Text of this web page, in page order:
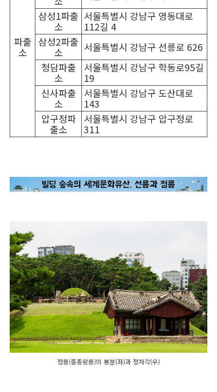
파출
소
삼성1파출
소
서울특별시 강남구 영동대로
112길 4
삼성2파출
소
서울특별시 강남구 선릉로 626
청담파출
소
서울특별시 강남구 학동로95길
19
신사파출
소
서울특별시 강남구 도산대로
143
압구정파
출소
서울특별시 강남구 압구정로
311
정릉(중종왕릉)의 봉분(좌)과 정자각(우)